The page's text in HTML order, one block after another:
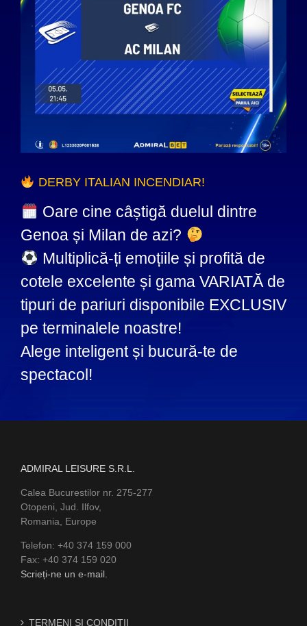
DERBY ITALIAN INCENDIAR!
Oare cine câștigă duelul dintre
Genoa și Milan de azi?
Multiplică-ți emoțiile și profită de
cotele excelente și gama VARIATĂ de
tipuri de pariuri disponibile EXCLUSIV
pe terminalele noastre!
Alege inteligent și bucură-te de
spectacol!
ADMIRAL LEISURE S.R.L.
Calea Bucurestilor nr. 275-277
Otopeni, Jud. Ilfov,
Romania, Europe
Telefon: +40 374 159 000
Fax: +40 374 159 020
Scrieți-ne un e-mail.
TERMENI ȘI CONDIȚII